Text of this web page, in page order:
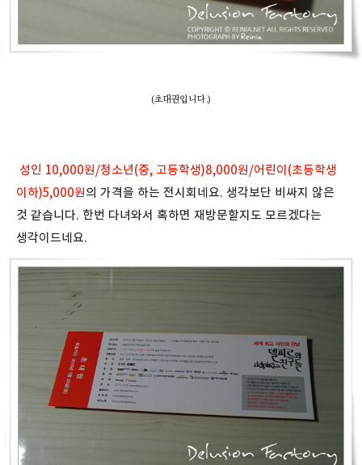
(초대권입니다.)
성인 10,000원/청소년(중, 고등학생)8,000원/어린이(초등학생
이하)5,000원의 가격을 하는 전시회네요. 생각보단 비싸지 않은
것 같습니다. 한번 다녀와서 혹하면 재방문할지도 모르겠다는
생각이드네요.